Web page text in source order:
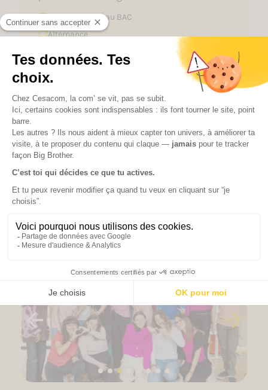
Admission niveau BAC
Alternance
3 campus
Découvrez notre campus